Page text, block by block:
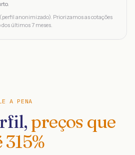
anonimizado). Priorizamos as cotações
últimos 7 meses.
A PENA
preços que
315%